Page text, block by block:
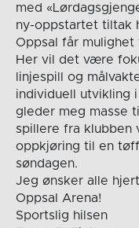
med
ny-oppstartet tiltak
Oppsal får mulighet
Her vil det være
linjespill og
individuell utvikling
gleder meg masse
spillere fra klubben
oppkjøring til en
søndagen.
Jeg ønsker alle
Oppsal Arena!
Sportslig hilsen